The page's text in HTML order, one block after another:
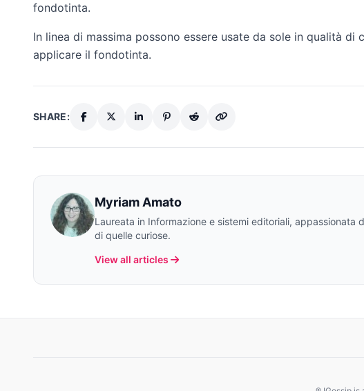
fondotinta.
In linea di massima possono essere usate da sole in qualità
applicare il fondotinta.
SHARE:
Myriam Amato
Laureata in Informazione e sistemi editoriali, appassionata
di quelle curiose.
View all articles